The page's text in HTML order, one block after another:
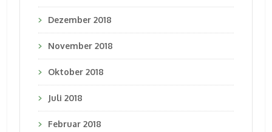
Dezember 2018
November 2018
Oktober 2018
Juli 2018
Februar 2018